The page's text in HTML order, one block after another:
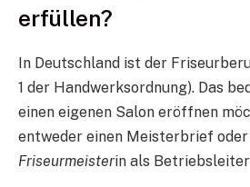
erfüllen?
In Deutschland ist der
1 der Handwerksordnung). Das
einen eigenen Salon eröffnen
entweder einen Meisterbrief
Friseurmeisterin als